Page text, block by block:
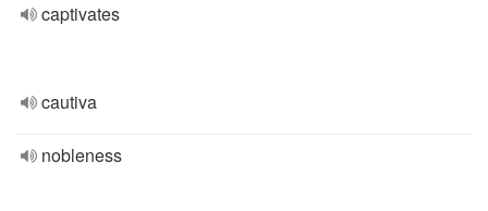
captivates
cautiva
nobleness